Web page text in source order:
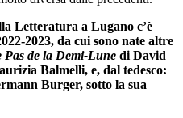
Letteratura a Lugano c’è
2023, da cui sono nate altre
Pas de la Demi-Lune di David
Balmelli, e, dal tedesco:
Burger, sotto la sua